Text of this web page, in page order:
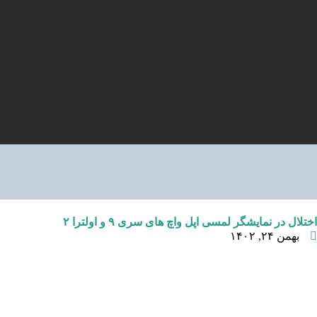
اختلال در نمایشگر لمسی اپل واچ های سری ۹ و اولترا ۲
بهمن ۲۴, ۱۴۰۲